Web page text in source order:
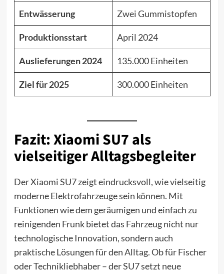
Entwässerung Zwei Gummistopfen
Produktionsstart April 2024
Auslieferungen 2024 135.000 Einheiten
Ziel für 2025 300.000 Einheiten
Fazit: Xiaomi SU7 als
vielseitiger Alltagsbegleiter
Der Xiaomi SU7 zeigt eindrucksvoll, wie vielseitig
moderne Elektrofahrzeuge sein können. Mit
Funktionen wie dem geräumigen und einfach zu
reinigenden Frunk bietet das Fahrzeug nicht nur
technologische Innovation, sondern auch
praktische Lösungen für den Alltag. Ob für Fischer
oder Technikliebhaber – der SU7 setzt neue